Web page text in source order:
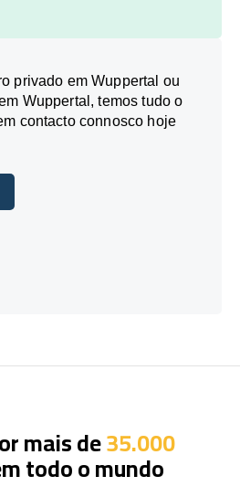
privado em Wuppertal ou
Wuppertal, temos tudo o
contacto connosco hoje
mais de35.000
todo o mundo